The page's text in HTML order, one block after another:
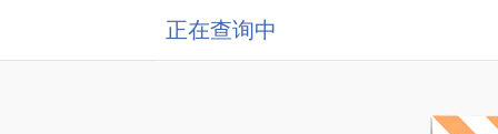
正在查询中